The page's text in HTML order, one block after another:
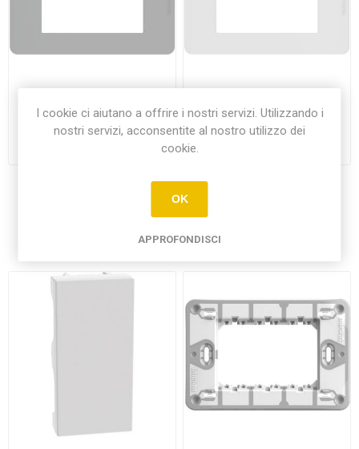
PLACCA BTICINO MATIXGO
4 MODULI COLOR GRGIO
JA4804JG
PLACCA BTICINO MATIXGO
4 MODULI COLOR BIANCO
JA4804JW
Hanno acquistato anche
I cookie ci aiutano a offrire i nostri servizi. Utilizzando i
nostri servizi, acconsentite al nostro utilizzo dei
cookie.
OK
APPROFONDISCI